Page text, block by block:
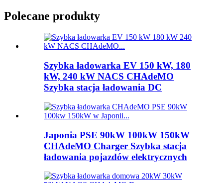
Polecane produkty
Szybka ładowarka EV 150 kW, 180
kW, 240 kW NACS CHAdeMO
Szybka stacja ładowania DC
Japonia PSE 90kW 100kW 150kW
CHAdeMO Charger Szybka stacja
ładowania pojazdów elektrycznych